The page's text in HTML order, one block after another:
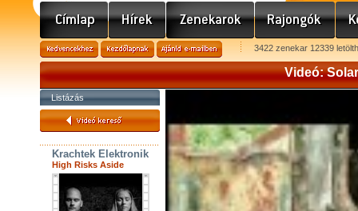
3422 zenekar 12339
Videó:
Listázás
Krachtek Elektronik
High Risks Aside